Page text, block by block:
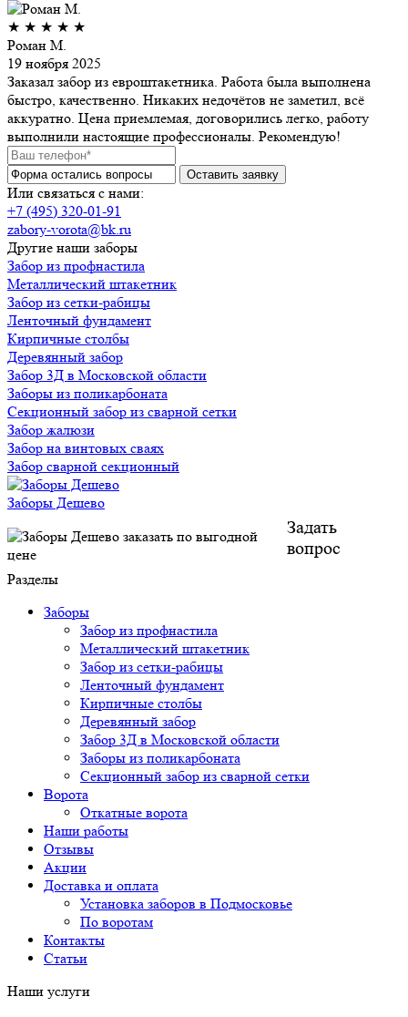
★ ★ ★ ★ ★
Роман М.
19 ноября 2025
Заказал забор из евроштакетника. Работа была выполнена
быстро, качественно. Никаких недочётов не заметил, всё
аккуратно. Цена приемлемая, договорились легко, работу
выполнили настоящие профессионалы. Рекомендую!
Или связаться с нами:
+7 (495) 320-01-91
zabory-vorota@bk.ru
Другие наши заборы
Забор из профнастила
Металлический штакетник
Забор из сетки-рабицы
Ленточный фундамент
Кирпичные столбы
Деревянный забор
Забор 3Д в Московской области
Заборы из поликарбоната
Секционный забор из сварной сетки
Забор жалюзи
Забор на винтовых сваях
Забор сварной секционный
Заборы Дешево
Задать
вопрос
Разделы
Заборы
Забор из профнастила
Металлический штакетник
Забор из сетки-рабицы
Ленточный фундамент
Кирпичные столбы
Деревянный забор
Забор 3Д в Московской области
Заборы из поликарбоната
Секционный забор из сварной сетки
Ворота
Откатные ворота
Наши работы
Отзывы
Акции
Доставка и оплата
Установка заборов в Подмосковье
По воротам
Контакты
Статьи
Наши услуги